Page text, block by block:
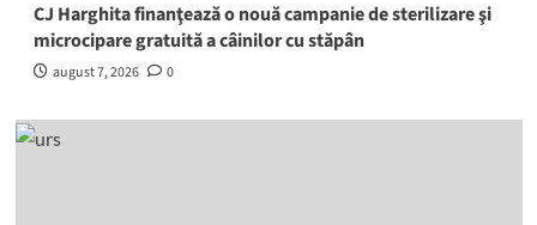
CJ Harghita finanţează o nouă campanie de sterilizare şi
microcipare gratuită a câinilor cu stăpân
august 7, 2026 0